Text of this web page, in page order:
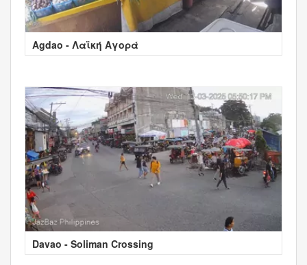
Agdao - Λαϊκή Αγορά
Davao - Soliman Crossing